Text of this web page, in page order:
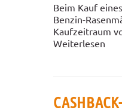
Beim Kauf
Benzin-
Kaufzeitraum
Weiterlesen